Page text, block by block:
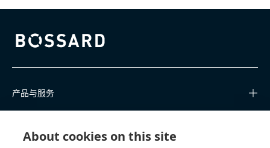
About cookies on this site
Bossard homepage
产品与服务